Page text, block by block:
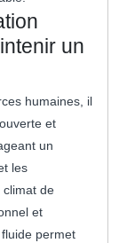
un
humaines, il
et
un
les
climat de
et
permet